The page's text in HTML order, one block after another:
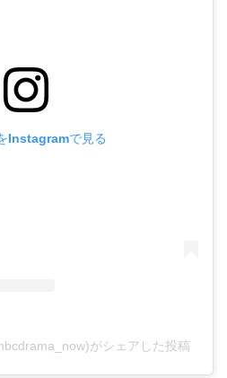
Instagramで見る
がシェアした投稿